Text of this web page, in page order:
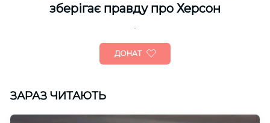
зберігає правду про Херсон
ДОНАТ
ЗАРАЗ ЧИТАЮТЬ